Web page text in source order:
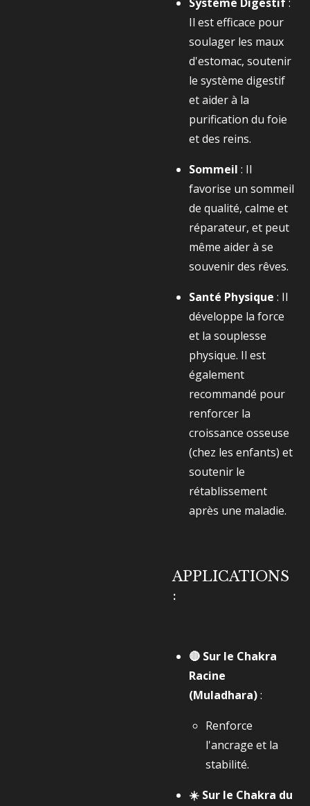
Il est efficace pour
soulager les maux
d'estomac, soutenir
le système digestif
et aider à la
purification du foie
et des reins.
Sommeil : Il
favorise un sommeil
de qualité, calme et
réparateur, et peut
même aider à se
souvenir des rêves.
Santé Physique : Il
développe la force
et la souplesse
physique. Il est
également
recommandé pour
renforcer la
croissance osseuse
(chez les enfants) et
soutenir le
rétablissement
après une maladie.
APPLICATIONS
:
🔴 Sur le Chakra
Racine
(Muladhara):
Renforce
l'ancrage et la
stabilité.
☀️ Sur le Chakra du